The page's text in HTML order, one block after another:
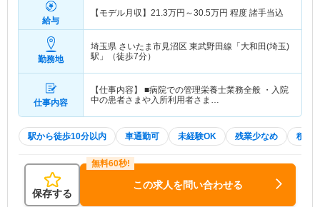
給与
【モデル月収】 21.3万円～30.5万円 程度 諸手当込
勤務地
埼玉県 さいたま市見沼区 東武野田線「大和田(埼玉)
駅」（徒歩7分）
仕事内容
【仕事内容】 ■病院での管理栄養士業務全般 ・入院
中の患者さまや入所利用者さま…
駅から徒歩10分以内 車通勤可 未経験OK 残業少なめ 積極
保存する
この求人を問い合わせる